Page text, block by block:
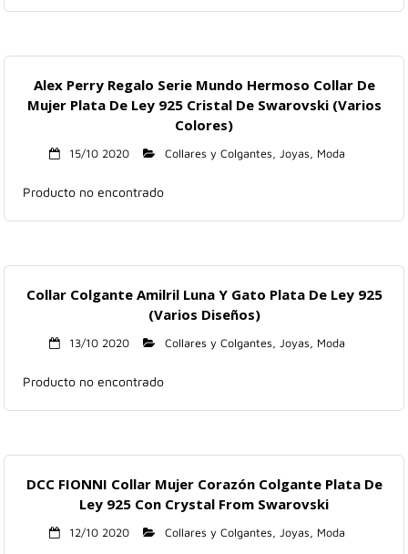
Alex Perry Regalo Serie Mundo Hermoso Collar De
Mujer Plata De Ley 925 Cristal De Swarovski (Varios
Colores)
15/10 2020 Collares y Colgantes, Joyas, Moda
Producto no encontrado
Collar Colgante Amilril Luna Y Gato Plata De Ley 925
(Varios Diseños)
13/10 2020 Collares y Colgantes, Joyas, Moda
Producto no encontrado
DCC FIONNI Collar Mujer Corazón Colgante Plata De
Ley 925 Con Crystal From Swarovski
12/10 2020 Collares y Colgantes, Joyas, Moda